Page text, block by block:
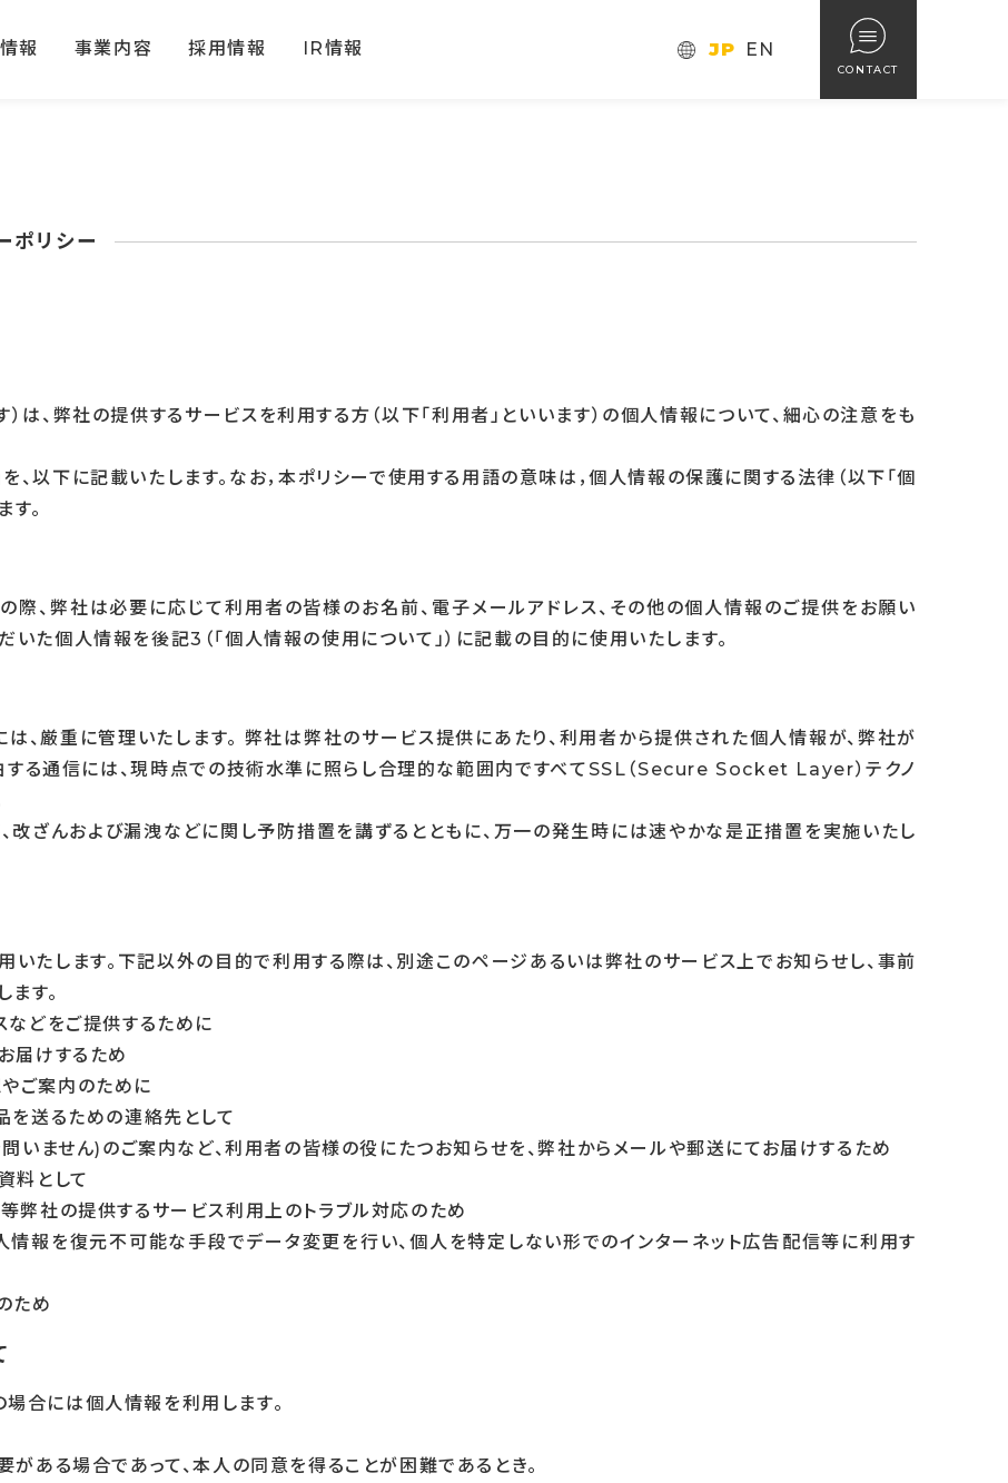
報 事業内容 採用情報 IR情報 JP EN
CONTACT
ポリシー
は、弊社の提供するサービスを利用する方（以下「利用者」といいます）の個人情報について、細心の注意をも
、以下に記載いたします。なお，本ポリシーで使用する用語の意味は，個人情報の保護に関する法律（以下「個
。
際、弊社は必要に応じて利用者の皆様のお名前、電子メールアドレス、その他の個人情報のご提供をお願い
いた個人情報を後記3（「個人情報の使用について」）に記載の目的に使用いたします。
、厳重に管理いたします。 弊社は弊社のサービス提供にあたり、利用者から提供された個人情報が、弊社が
する通信には、現時点での技術水準に照らし合理的な範囲内ですべてSSL（Secure Socket Layer）テクノ
改ざんおよび漏洩などに関し予防措置を講ずるとともに、万一の発生時には速やかな是正措置を実施いたし
たします。下記以外の目的で利用する際は、別途このページあるいは弊社のサービス上でお知らせし、事前
す。
どをご提供するために
届けするため
ご案内のために
送るための連絡先として
ません)のご案内など、利用者の皆様の役にたつお知らせを、弊社からメールや郵送にてお届けするため
料として
社の提供するサービス利用上のトラブル対応のため
報を復元不可能な手段でデータ変更を行い、個人を特定しない形でのインターネット広告配信等に利用す
ため
合には個人情報を利用します。
ある場合であって、本人の同意を得ることが困難であるとき。